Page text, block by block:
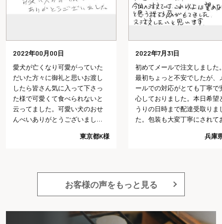
2022年7月31日
初めてメールで注文しました。
最初ちょっと不安でしたが、メ
ールでの対応がとても丁寧で安
心しておりました。本日希望ど
うりの日時まで配達受取りまし
た。包装も大変丁寧にされてお
では、これ以上は望めないだろ
兵庫県I様
2022年7月29日
会社を退職する時にみなとや
んの七福にゃんべいと文字入
おせんべいを配り、皆さんに
「カワイイね、どこで頼んだ
の？今度使ってみようかな」
言っていただけました。以前
いしたのですが、物だけでな
大勢の人にあげたので、金額
かなりかかったので、もう少
神奈川
お客様の声をもっと見る